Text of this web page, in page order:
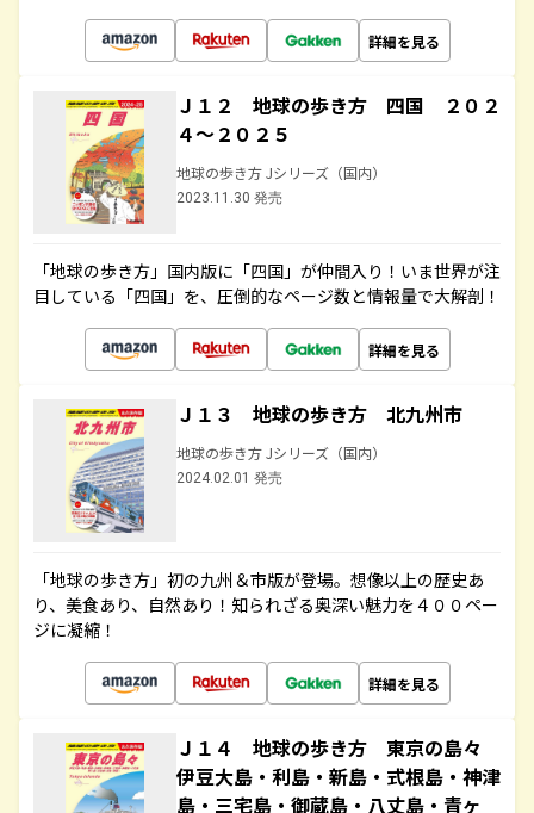
詳細を見る
Ｊ１２ 地球の歩き方 四国 ２０２
４～２０２５
地球の歩き方 Jシリーズ（国内）
2023.11.30 発売
「地球の歩き方」国内版に「四国」が仲間入り！いま世界が注
目している「四国」を、圧倒的なページ数と情報量で大解剖！
詳細を見る
Ｊ１３ 地球の歩き方 北九州市
地球の歩き方 Jシリーズ（国内）
2024.02.01 発売
「地球の歩き方」初の九州＆市版が登場。想像以上の歴史あ
り、美食あり、自然あり！知られざる奥深い魅力を４００ペー
ジに凝縮！
詳細を見る
Ｊ１４ 地球の歩き方 東京の島々
伊豆大島・利島・新島・式根島・神津
島・三宅島・御蔵島・八丈島・青ヶ